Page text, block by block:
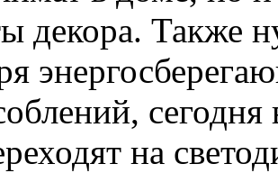
декора. Также
на